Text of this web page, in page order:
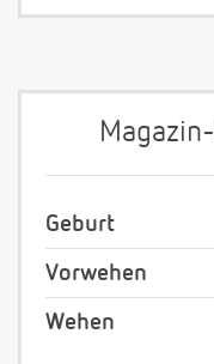
Geburt
Vorwehen
Wehen